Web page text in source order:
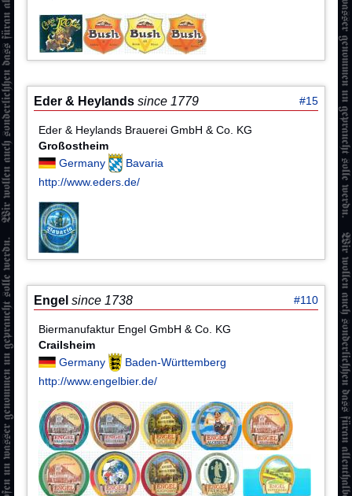
Eder & Heylands since 1779 #15
Eder & Heylands Brauerei GmbH & Co. KG
Großostheim
Germany
Bavaria
http://www.eders.de/
Engel since 1738 #110
Biermanufaktur Engel GmbH & Co. KG
Crailsheim
Germany
Baden-Württemberg
http://www.engelbier.de/